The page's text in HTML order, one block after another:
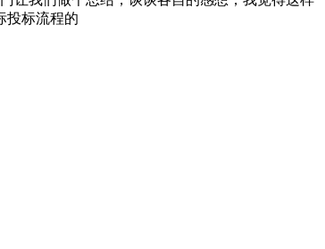
投标流程的